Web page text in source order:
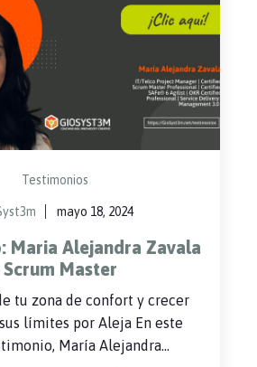
Testimonios
mayo 18, 2024
Maria Alejandra Zavala
Scrum Master
tu zona de confort y crecer
límites por Aleja En este
María Alejandra...